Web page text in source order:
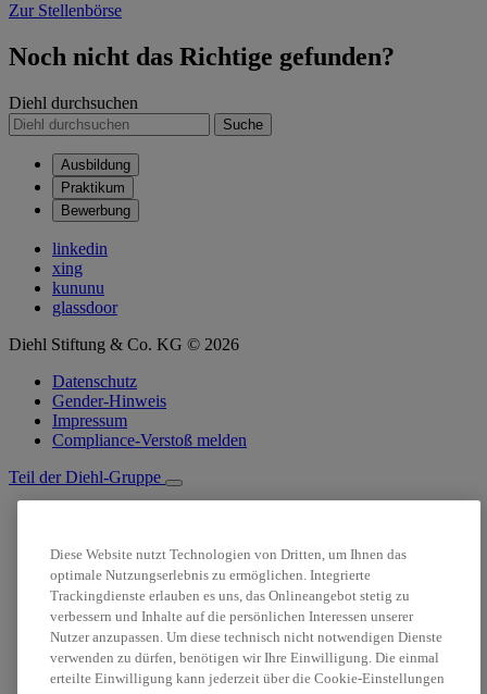
Zur Stellenbörse
Noch nicht das Richtige gefunden?
Diehl durchsuchen
Suche
Ausbildung
Praktikum
Bewerbung
linkedin
xing
kununu
glassdoor
Diehl Stiftung & Co. KG © 2026
Datenschutz
Gender-Hinweis
Impressum
Compliance-Verstoß melden
Teil der Diehl-Gruppe
Login
Diese Website nutzt Technologien von Dritten, um Ihnen das
optimale Nutzungserlebnis zu ermöglichen. Integrierte
Trackingdienste erlauben es uns, das Onlineangebot stetig zu
verbessern und Inhalte auf die persönlichen Interessen unserer
Nutzer anzupassen. Um diese technisch nicht notwendigen Dienste
verwenden zu dürfen, benötigen wir Ihre Einwilligung. Die einmal
erteilte Einwilligung kann jederzeit über die Cookie-Einstellungen